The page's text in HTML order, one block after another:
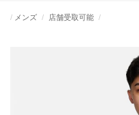
メンズ 店舗受取可能